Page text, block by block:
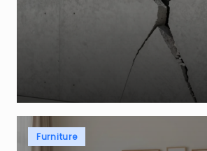
Posted
inFurniture